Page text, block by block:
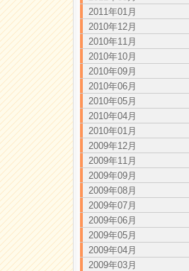
2011年01月
2010年12月
2010年11月
2010年10月
2010年09月
2010年06月
2010年05月
2010年04月
2010年01月
2009年12月
2009年11月
2009年09月
2009年08月
2009年07月
2009年06月
2009年05月
2009年04月
2009年03月